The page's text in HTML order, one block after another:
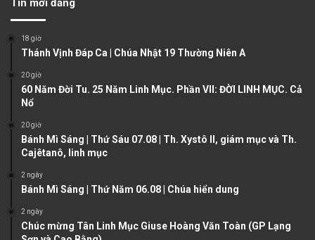
u
g
Tin mới đăng
18 giờ
Thánh Vịnh Đáp Ca | Chúa Nhật 19 Thường Niên A
20 giờ
60 Năm Đời Tu. 25 Năm Linh Mục. Phần VII: ĐỜI LINH MỤC. Cả
Nổ
20 giờ
Bánh Mì Sáng | Thứ Sáu 07.08 | Th. Xystô II, giám mục và Th.
Cajêtanô, linh mục
2 ngày
Bánh Mì Sáng | Thứ Năm 06.08 | Chúa hiển dung
2 ngày
Chúc mừng Tân Linh Mục Giuse Hoàng Văn Toàn (GP Lạng